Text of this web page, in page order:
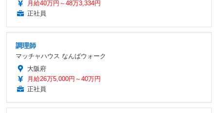
月給40万円～48万3,334円
正社員
調理師
マッチャハウス なんばウォーク
大阪府
月給26万5,000円～40万円
正社員